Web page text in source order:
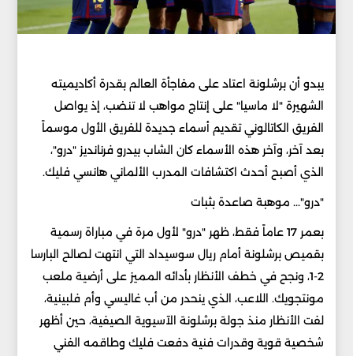
يبدو أن برشلونة اعتاد على مفاجأة العالم بقدرة أكاديميته
الشهيرة "لا ماسيا" على إنتاج مواهب لا تنضب، إذ يواصل
الفريق الكاتالوني تقديم أسماء جديدة للفريق الأول موسماً
بعد آخر، وآخر هذه الأسماء كان الشاب بيدرو فرنانديز "درو"،
الذي أصبح أحدث اكتشافات المدرب الألماني هانسي فليك.
"درو"... موهبة صاعدة بثبات
بعمر 17 عاماً فقط، ظهر "درو" لأول مرة في مباراة رسمية
بقميص برشلونة أمام ريال سوسيداد التي انتهت لصالح البارسا
2-1، ونجح في خطف الأنظار بأدائه المميز على أرضية ملعب
مونتجويك. اللاعب، الذي ينحدر من أب غاليسي وأم فلبينية،
لفت الأنظار منذ جولة برشلونة الآسيوية الصيفية، حين أظهر
شخصية قوية وقدرات فنية دفعت فليك وطاقمه الفني